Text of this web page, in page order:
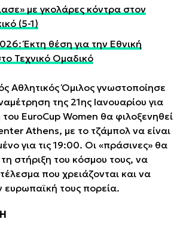
με γκολάρες κόντρα στον
(5-1)
Έκτη θέση για την Εθνική
Τεχνικό Ομαδικό
Αθλητικός Όμιλος γνωστοποίησε
της 21ης Ιανουαρίου για
EuroCup Women θα φιλοξενηθεί
Athens, με το τζάμπολ να είναι
για τις 19:00. Οι «πράσινες» θα
στήριξη του κόσμου τους, να
που χρειάζονται και να
ευρωπαϊκή τους πορεία.